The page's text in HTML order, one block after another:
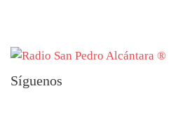
Síguenos